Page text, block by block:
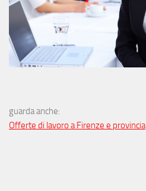
guarda anche:
Offerte di lavoro a Firenze e provincia